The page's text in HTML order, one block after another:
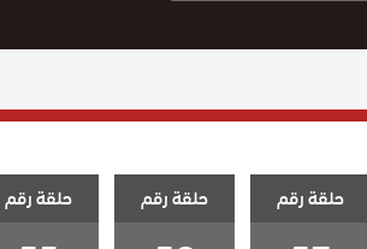
حلقة رقم حلقة رقم حلقة رقم